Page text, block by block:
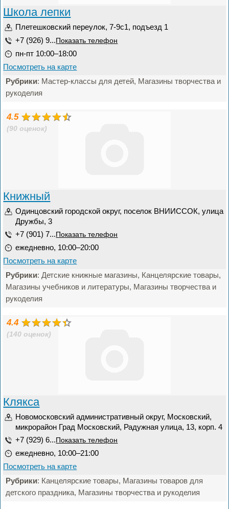
Школа лепки
Плетешковский переулок, 7-9с1, подъезд 1
+7 (926) 9... Показать телефон
пн-пт 10:00–18:00
Посмотреть на карте
Рубрики: Мастер-классы для детей, Магазины творчества и
рукоделия
4.5
(90 оценок)
Книжный
Одинцовский городской округ, поселок ВНИИССОК, улица
Дружбы, 3
+7 (901) 7... Показать телефон
ежедневно, 10:00–20:00
Посмотреть на карте
Рубрики: Детские книжные магазины, Канцелярские товары,
Магазины учебников и литературы, Магазины творчества и
рукоделия
4.4
(140 оценок)
Клякса
Новомосковский административный округ, Московский,
микрорайон Град Московский, Радужная улица, 13, корп. 4
+7 (929) 6... Показать телефон
ежедневно, 10:00–21:00
Посмотреть на карте
Рубрики: Канцелярские товары, Магазины товаров для
детского праздника, Магазины творчества и рукоделия